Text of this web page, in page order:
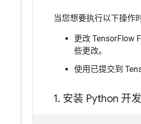
当您想要执行以下操作
更改 TensorFlow
些更改。
使用已提交到
1. 安装 Python 开发